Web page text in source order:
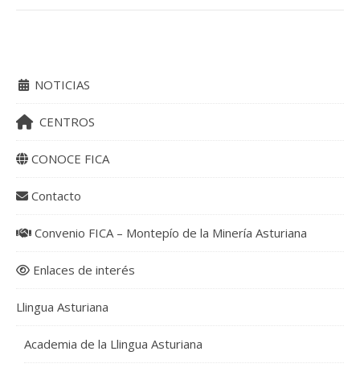
NOTICIAS
CENTROS
CONOCE FICA
Contacto
Convenio FICA – Montepío de la Minería Asturiana
Enlaces de interés
Llingua Asturiana
Academia de la Llingua Asturiana